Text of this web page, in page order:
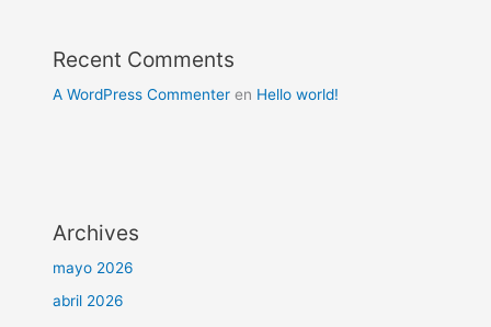
Recent Comments
A WordPress Commenter en Hello world!
Archives
mayo 2026
abril 2026